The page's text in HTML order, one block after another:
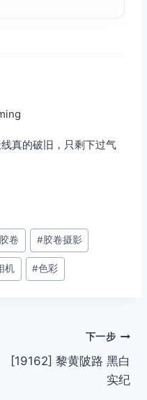
真的破旧，只剩下过气
胶卷 #胶卷摄影
机 #色彩
下一步
[19162] 黎黄陂路 黑白
实纪